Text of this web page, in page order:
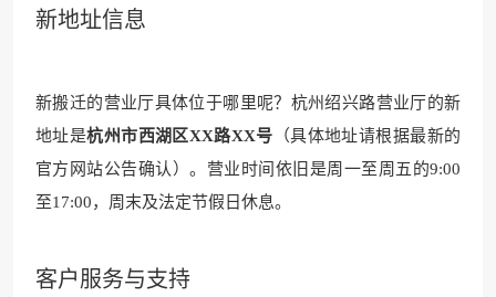
新地址信息
新搬迁的营业厅具体位于哪里呢？杭州绍兴路营业厅的新
地址是杭州市西湖区XX路XX号 （具体地址请根据最新的
官方网站公告确认）。营业时间依旧是周一至周五的9:00
至17:00，周末及法定节假日休息。
客户服务与支持